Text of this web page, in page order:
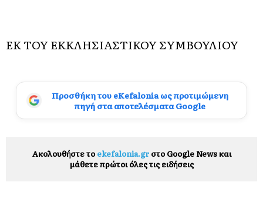
ΕΚ ΤΟΥ ΕΚΚΛΗΣΙΑΣΤΙΚΟΥ ΣΥΜΒΟΥΛΙΟΥ
Προσθήκη του eKefalonia ως προτιμώμενη
πηγή στα αποτελέσματα Google
Ακολουθήστε το ekefalonia.grστο Google News και
μάθετε πρώτοι όλες τις ειδήσεις